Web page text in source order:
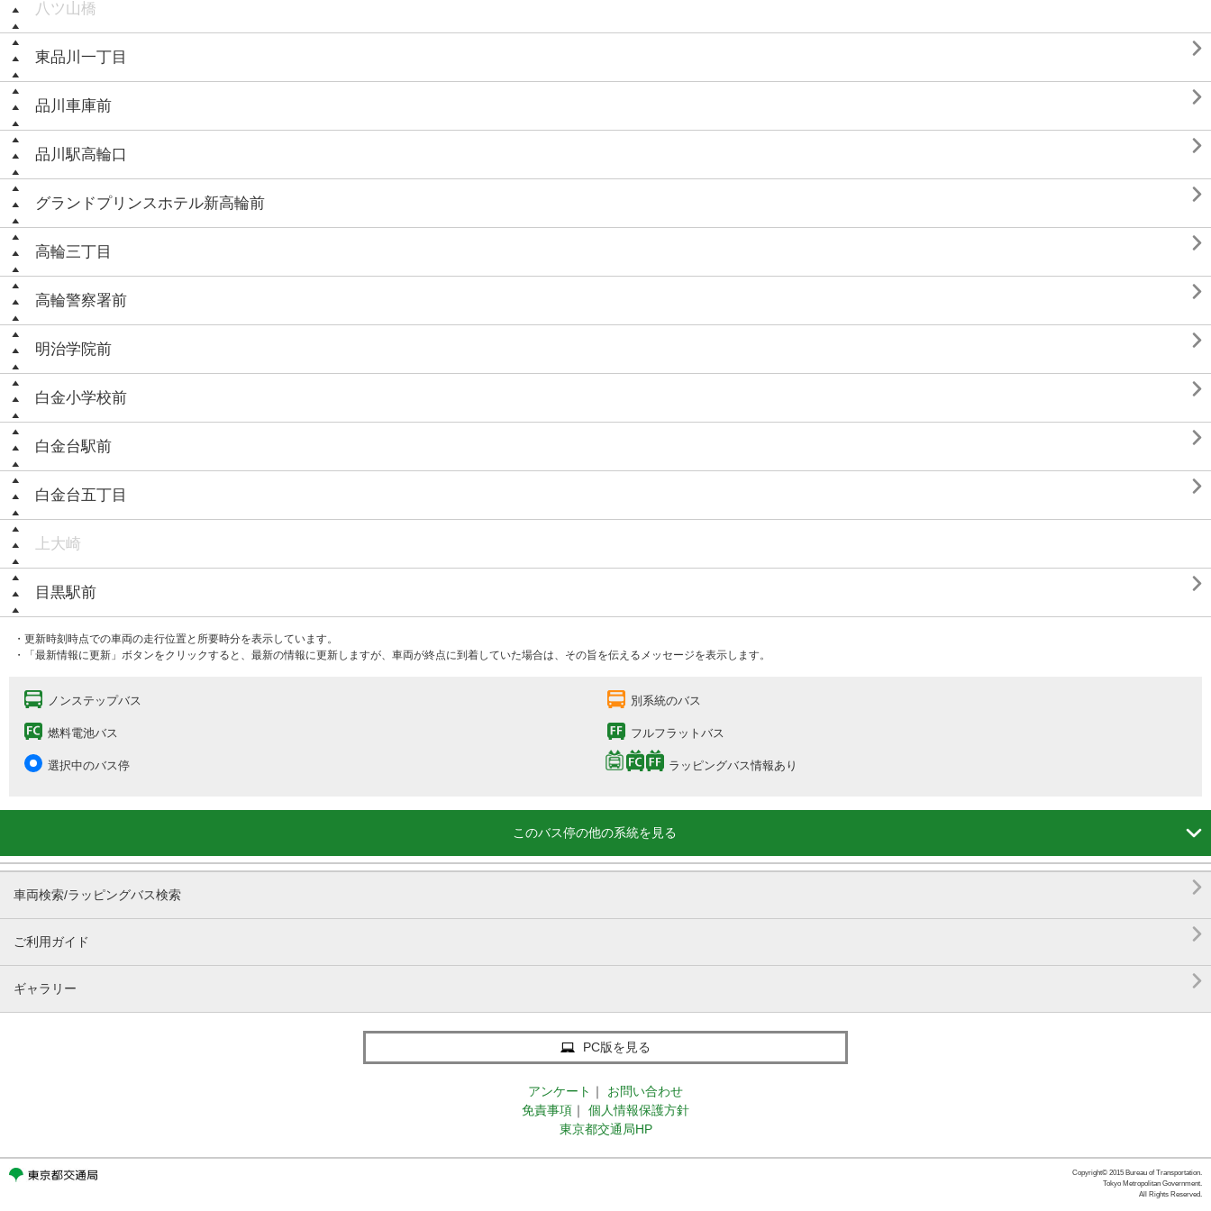
八ツ山橋
東品川一丁目 
品川車庫前 
品川駅高輪口 
グランドプリンスホテル新高輪前 
高輪三丁目 
高輪警察署前 
明治学院前 
白金小学校前 
白金台駅前 
白金台五丁目 
上大崎
目黒駅前 
・更新時刻時点での車両の走行位置と所要時分を表示しています。
・「最新情報に更新」ボタンをクリックすると、最新の情報に更新しますが、車両が終点に到着していた場合は、その旨を伝えるメッセージを表示します。
ノンステップバス 別系統のバス
燃料電池バス フルフラットバス
選択中のバス停 ラッピングバス情報あり
このバス停の他の系統を見る 
車両検索/ラッピングバス検索 
ご利用ガイド 
ギャラリー 
PC版を見る
アンケート ｜
お問い合わせ
免責事項 ｜
個人情報保護方針
東京都交通局HP
Copyright© 2015 Bureau of Transportation.
Tokyo Metropolitan Government.
All Rights Reserved.